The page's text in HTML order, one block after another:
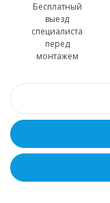
Бесплатный
выезд
специалиста
перед
монтажем